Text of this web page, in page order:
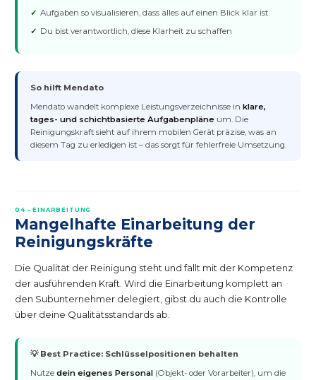
Aufgaben so visualisieren, dass alles auf einen Blick klar ist
Du bist verantwortlich, diese Klarheit zu schaffen
So hilft Mendato
Mendato wandelt komplexe Leistungsverzeichnisse inklare,
tages- und schichtbasierte Aufgabenpläne um. Die
Reinigungskraft sieht auf ihrem mobilen Gerät präzise, was an
diesem Tag zu erledigen ist – das sorgt für fehlerfreie Umsetzung.
04 – EINARBEITUNG
Mangelhafte Einarbeitung der
Reinigungskräfte
Die Qualität der Reinigung steht und fällt mit der Kompetenz
der ausführenden Kraft. Wird die Einarbeitung komplett an
den Subunternehmer delegiert, gibst du auch die Kontrolle
über deine Qualitätsstandards ab.
💡 Best Practice: Schlüsselpositionen behalten
Nutzedein eigenes Personal (Objekt- oder Vorarbeiter), um die